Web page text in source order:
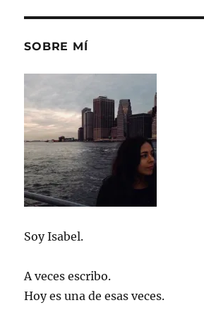
SOBRE MÍ
Soy Isabel.
A veces escribo.
Hoy es una de esas veces.